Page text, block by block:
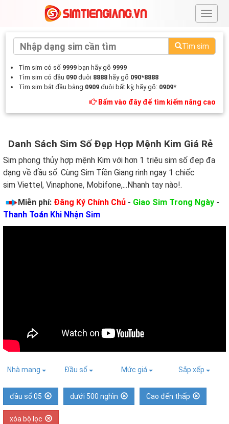
#
Tìm sim
Tìm sim có số 9999 bạn hãy gõ 9999
Tìm sim có đầu 090 đuôi 8888 hãy gõ 090*8888
Tìm sim bắt đầu bằng 0909 đuôi bất kỳ, hãy gõ: 0909*
Bấm vào đây để tìm kiếm nâng cao
Danh Sách Sim Số Đẹp Hợp Mệnh Kim Giá Rẻ
Sim phong thủy hợp mệnh Kim với hơn 1 triệu sim số đẹp đa
dạng về đầu số. Cùng Sim Tiền Giang rinh ngay 1 chiếc
sim Viettel, Vinaphone, Mobifone,...Nhanh tay nào!.
Miễn phí: Đăng Ký Chính Chủ - Giao Sim Trong Ngày -
Thanh Toán Khi Nhận Sim
Nhà mạng Đầu số Mức giá Sắp xếp
đầu số 05 dưới 500 nghìn Cao đến thấp
xóa bộ lọc